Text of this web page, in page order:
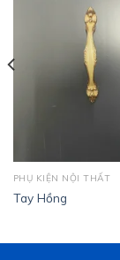
PHỤ KIỆN NỘI THẤT
Tay Hồng